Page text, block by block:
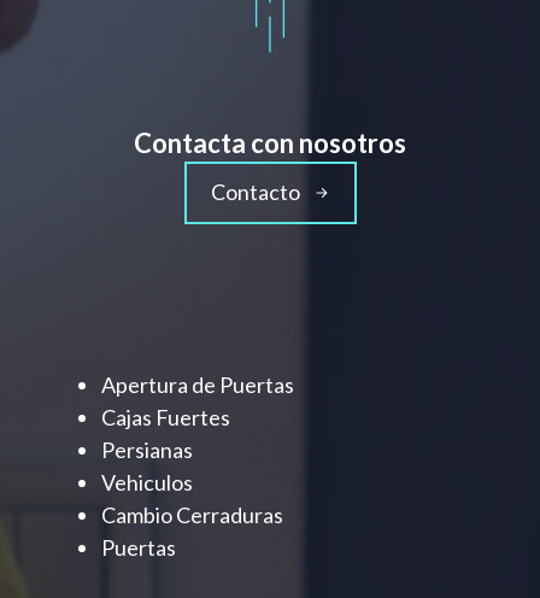
Contacta con nosotros
Contacto
Apertura de Puertas
Cajas Fuertes
Persianas
Vehiculos
Cambio Cerraduras
Puertas